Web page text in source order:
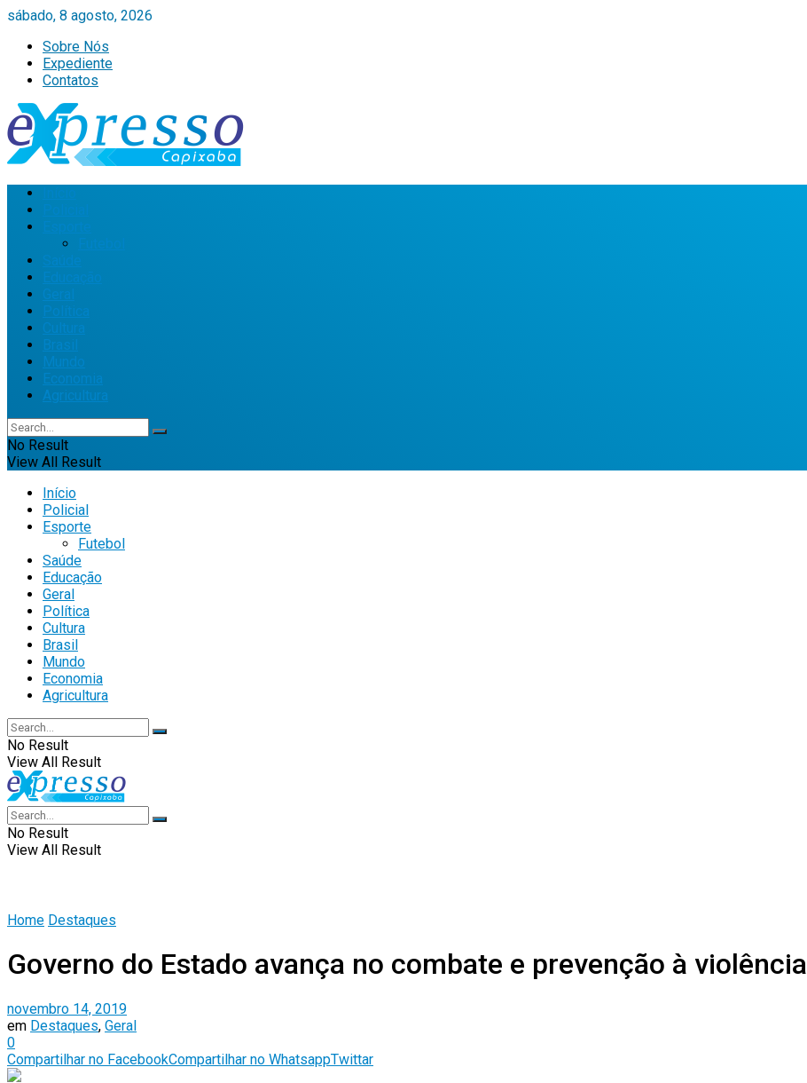
sábado, 8 agosto, 2026
Sobre Nós
Expediente
Contatos
Política
Cultura
Brasil
Mundo
Economia
Agricultura
No Result
View All Result
Início
Policial
Esporte
Futebol
Saúde
Educação
Geral
Política
Cultura
Brasil
Mundo
Economia
Agricultura
No Result
View All Result
No Result
View All Result
Home Destaques
Governo do Estado avança no combate e prevenção à violência
novembro 14, 2019
em Destaques, Geral
0
Compartilhar no FacebookCompartilhar no WhatsappTwittar